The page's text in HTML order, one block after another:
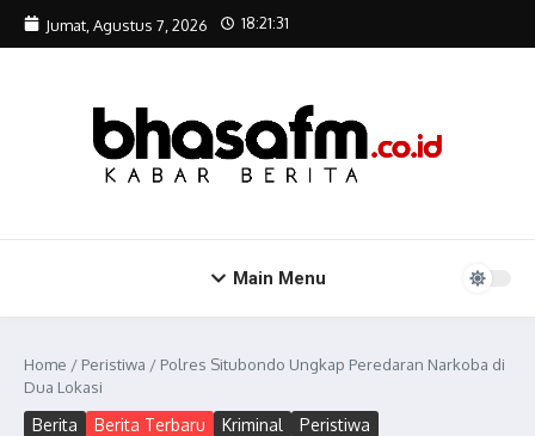
Lewati ke konten
Jumat, Agustus 7, 2026 18:21:31
Main Menu
Home / Peristiwa / Polres Situbondo Ungkap Peredaran Narkoba di
Dua Lokasi
Berita Berita Terbaru Kriminal Peristiwa